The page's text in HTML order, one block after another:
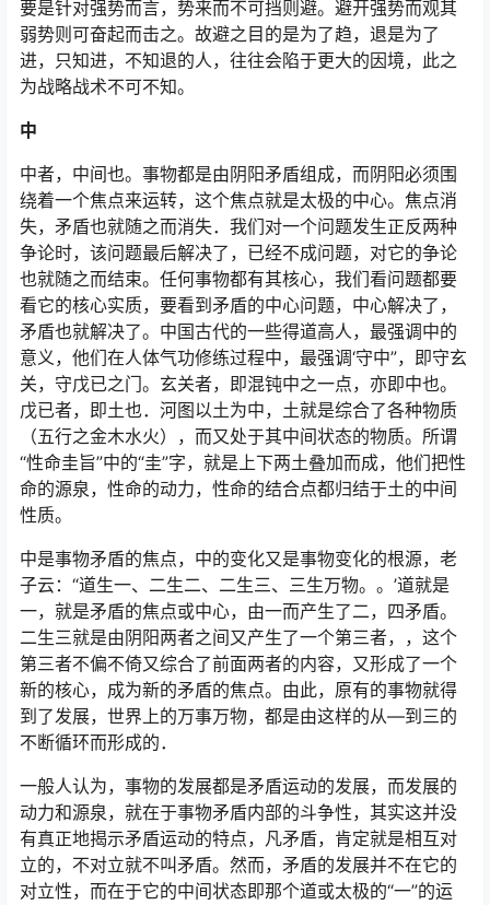
要是针对强势而言，势来而不可挡则避。避开强势而观其
弱势则可奋起而击之。故避之目的是为了趋，退是为了
进，只知进，不知退的人，往往会陷于更大的因境，此之
为战略战术不可不知。
中
中者，中间也。事物都是由阴阳矛盾组成，而阴阳必须围
绕着一个焦点来运转，这个焦点就是太极的中心。焦点消
失，矛盾也就随之而消失．我们对一个问题发生正反两种
争论时，该问题最后解决了，已经不成问题，对它的争论
也就随之而结束。任何事物都有其核心，我们看问题都要
看它的核心实质，要看到矛盾的中心问题，中心解决了，
矛盾也就解决了。中国古代的一些得道高人，最强调中的
意义，他们在人体气功修练过程中，最强调‘守中”，即守玄
关，守戊已之门。玄关者，即混钝中之一点，亦即中也。
戊已者，即土也．河图以土为中，土就是综合了各种物质
（五行之金木水火），而又处于其中间状态的物质。所谓
“性命圭旨”中的“圭”字，就是上下两土叠加而成，他们把性
命的源泉，性命的动力，性命的结合点都归结于土的中间
性质。
中是事物矛盾的焦点，中的变化又是事物变化的根源，老
子云：“道生一、二生二、二生三、三生万物。。’道就是
一，就是矛盾的焦点或中心，由一而产生了二，四矛盾。
二生三就是由阴阳两者之间又产生了一个第三者，，这个
第三者不偏不倚又综合了前面两者的内容，又形成了一个
新的核心，成为新的矛盾的焦点。由此，原有的事物就得
到了发展，世界上的万事万物，都是由这样的从—到三的
不断循环而形成的．
一般人认为，事物的发展都是矛盾运动的发展，而发展的
动力和源泉，就在于事物矛盾内部的斗争性，其实这并没
有真正地揭示矛盾运动的特点，凡矛盾，肯定就是相互对
立的，不对立就不叫矛盾。然而，矛盾的发展并不在它的
对立性，而在于它的中间状态即那个道或太极的“一”的运